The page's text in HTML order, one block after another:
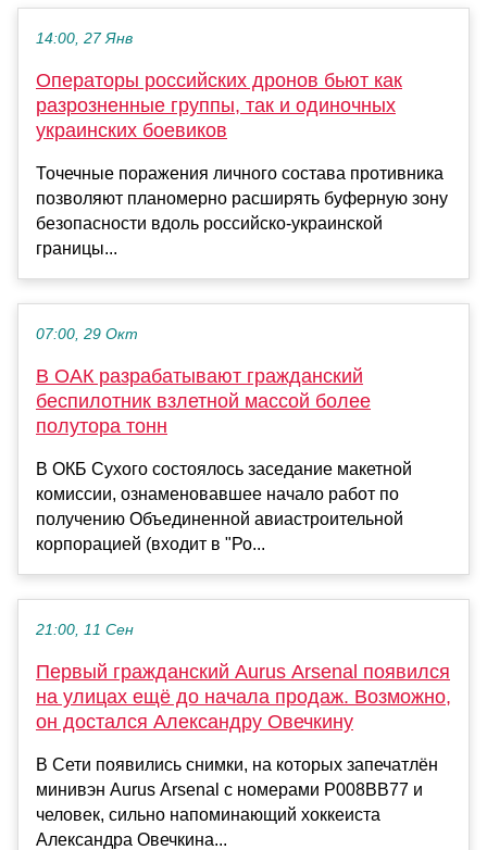
14:00, 27 Янв
Операторы российских дронов бьют как
разрозненные группы, так и одиночных
украинских боевиков
Точечные поражения личного состава противника
позволяют планомерно расширять буферную зону
безопасности вдоль российско-украинской
границы...
07:00, 29 Окт
В ОАК разрабатывают гражданский
беспилотник взлетной массой более
полутора тонн
В ОКБ Сухого состоялось заседание макетной
комиссии, ознаменовавшее начало работ по
получению Объединенной авиастроительной
корпорацией (входит в "Ро...
21:00, 11 Сен
Первый гражданский Aurus Arsenal появился
на улицах ещё до начала продаж. Возможно,
он достался Александру Овечкину
В Сети появились снимки, на которых запечатлён
минивэн Aurus Arsenal с номерами Р008ВВ77 и
человек, сильно напоминающий хоккеиста
Александра Овечкина...